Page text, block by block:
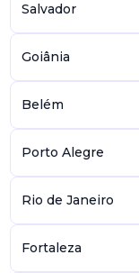
Salvador
Goiânia
Belém
Porto Alegre
Rio de Janeiro
Fortaleza